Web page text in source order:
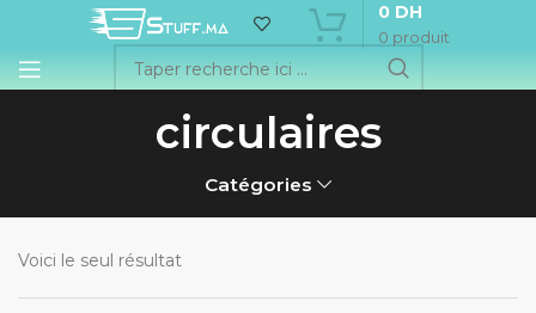
0 produit
0 DH
circulaires
Catégories
Voici le seul résultat